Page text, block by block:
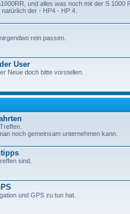
und alles was noch mit der S 1000
der - HP4 - HP 4.
rein passen.
User
Neue doch bitte vorstellen.
noch gemeinsam unternehmen kann.
sind.
und GPS zu tun hat.